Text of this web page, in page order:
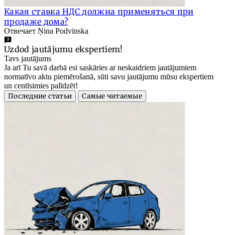
Какая ставка НДС должна применяться при
продаже дома?
Отвечает Ņina Podvinska
Uzdod jautājumu ekspertiem!
Tavs jautājums
Ja arī Tu savā darbā esi saskāries ar neskaidriem jautājumiem
normatīvo aktu piemērošanā, sūti savu jautājumu mūsu ekspertiem
un centīsimies palīdzēt!
Последние статьи
Самые читаемые